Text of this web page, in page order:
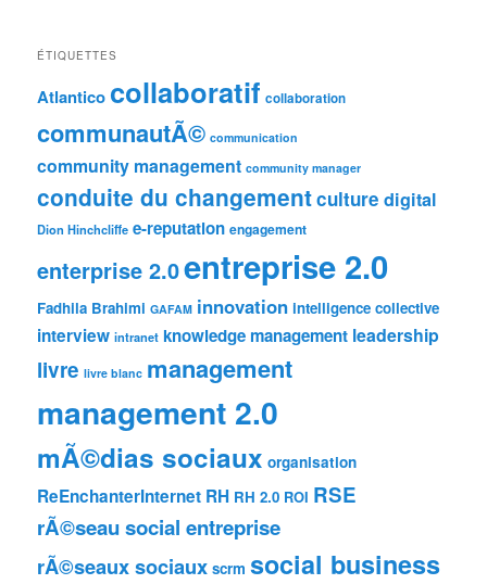
ÉTIQUETTES
Atlantico collaboratif collaboration
communautÃ© communication
community management community manager
conduite du changementculture digital
Dion Hinchcliffe e-reputation engagement
enterprise 2.0entreprise 2.0
Fadhila Brahimi GAFAM innovation intelligence collective
interview intranet knowledge management leadership
livre livre blanc management
management 2.0
mÃ©dias sociaux organisation
ReEnchanterInternet RH RH 2.0 ROI RSE
rÃ©seau social entreprise
rÃ©seaux sociaux scrm social business